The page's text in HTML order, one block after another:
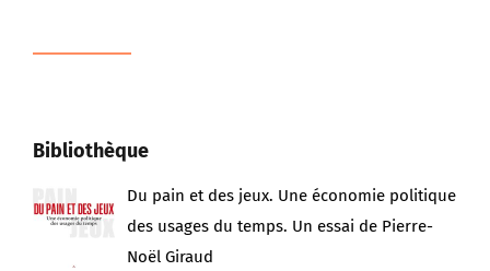
Bibliothèque
Du pain et des jeux. Une économie politique
des usages du temps. Un essai de Pierre-
Noël Giraud